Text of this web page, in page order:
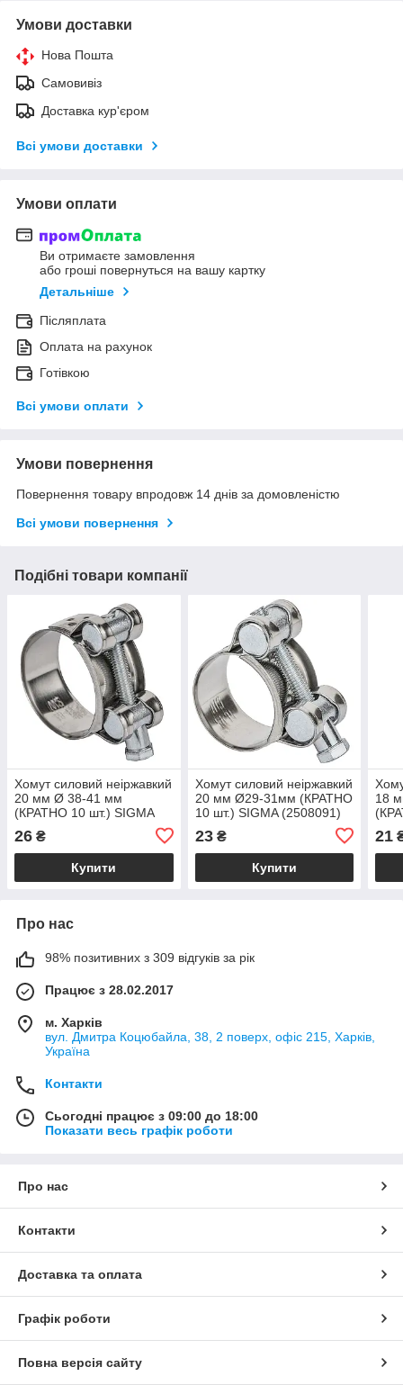
Умови доставки
Нова Пошта
Самовивіз
Доставка кур'єром
Всі умови доставки
Умови оплати
Ви отримаєте замовлення
або гроші повернуться на вашу картку
Детальніше
Післяплата
Оплата на рахунок
Готівкою
Всі умови оплати
Умови повернення
Повернення товару впродовж 14 днів за домовленістю
Всі умови повернення
Подібні товари компанії
Хомут силовий неіржавкий
20 мм Ø 38-41 мм
(КРАТНО 10 шт.) SIGMA
26 ₴
Купити
Хомут силовий неіржавкий
20 мм Ø29-31мм (КРАТНО
10 шт.) SIGMA (2508091)
23₴
Купити
18
21
Про нас
98% позитивних з 309 відгуків за рік
Працює з 28.02.2017
м. Харків
вул. Дмитра Коцюбайла, 38, 2 поверх, офіс 215, Харків,
Україна
Контакти
Сьогодні працює з 09:00 до 18:00
Показати весь графік роботи
Про нас
Контакти
Доставка та оплата
Графік роботи
Повна версія сайту